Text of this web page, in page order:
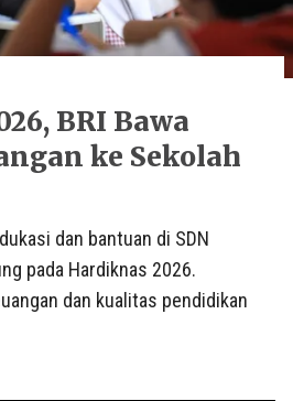
BRI Bawa
ke Sekolah
dan bantuan di SDN
pada Hardiknas 2026.
dan kualitas pendidikan